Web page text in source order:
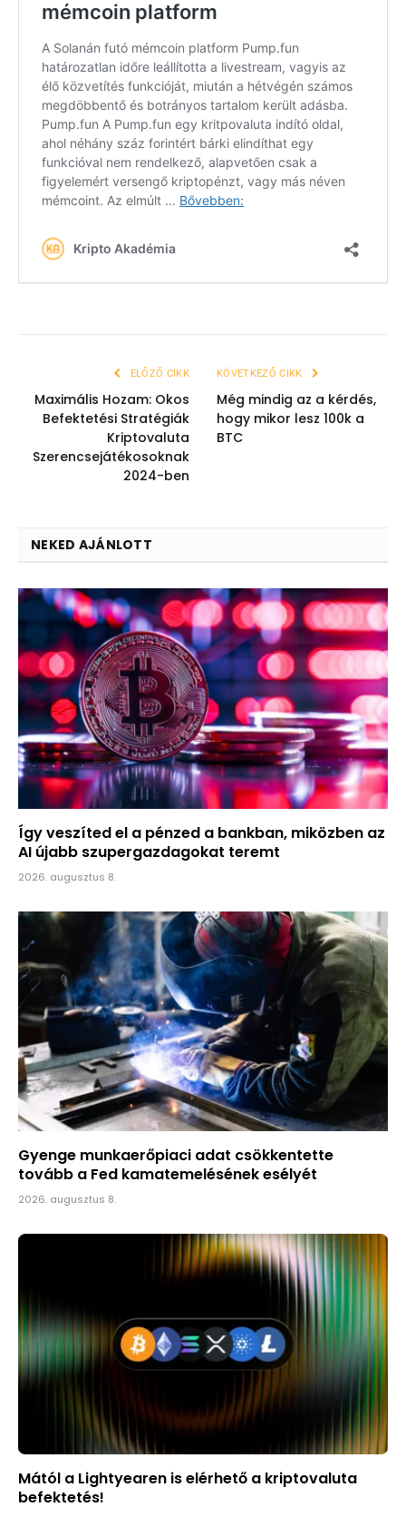
ELŐZŐ CIKK
Maximális Hozam: Okos
Befektetési Stratégiák
Kriptovaluta
Szerencsejátékosoknak
2024-ben
KÖVETKEZŐ CIKK
Még mindig az a kérdés,
hogy mikor lesz 100k a
BTC
NEKED AJÁNLOTT
Így veszíted el a pénzed a bankban, miközben az
AI újabb szupergazdagokat teremt
2026. augusztus 8.
Gyenge munkaerőpiaci adat csökkentette
tovább a Fed kamatemelésének esélyét
2026. augusztus 8.
Mától a Lightyearen is elérhető a kriptovaluta
befektetés!